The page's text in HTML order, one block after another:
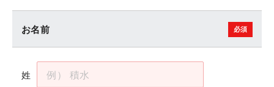
お名前
姓